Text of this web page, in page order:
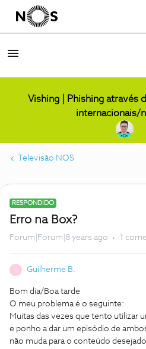
Vishing | Phishing através
internacionais/
Televisão NOS
RESPONDIDO
Erro na Box?
Forum|Forum|8 years ago 1
G Guilherme B.
Bom dia/Boa tarde
O meu problema é o seguinte:
Muitas das vezes que tento utilizar
e ponho a dar um episódio de
não muda para o conteúdo